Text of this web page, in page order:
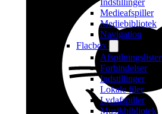
Indstillinger
Medieafspiller
Mediebibliotek
Navigation
Flacbox
Afspilningslister
Forbindelser
Indstillinger
Lokale filer
Lydafspiller
Musikbibliotek